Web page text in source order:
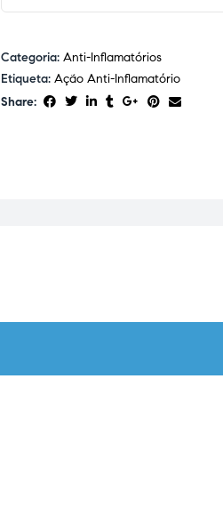
Categoria: Anti-Inflamatórios
Etiqueta: Ação Anti-Inflamatório
Share: